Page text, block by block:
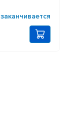
заканчивается